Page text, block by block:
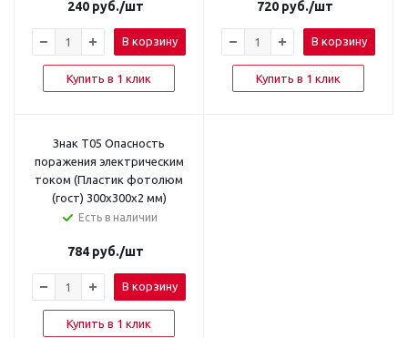
240 руб./шт
В корзину
Купить в 1 клик
720 руб./шт
В корзину
Купить в 1 клик
Знак T05 Опасность
поражения электрическим
током (Пластик фотолюм
(гост) 300х300х2 мм)
Есть в наличии
784 руб./шт
В корзину
Купить в 1 клик